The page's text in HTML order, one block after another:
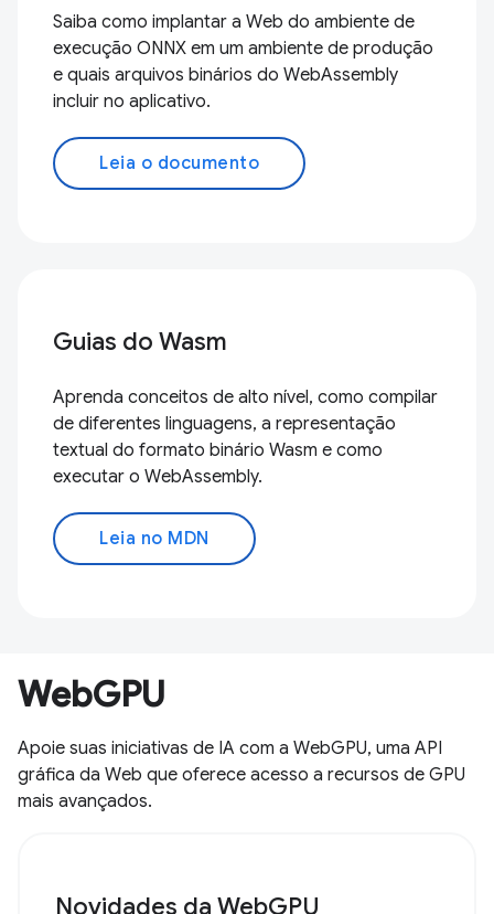
Saiba como implantar a Web do ambiente de
execução ONNX em um ambiente de produção
e quais arquivos binários do WebAssembly
incluir no aplicativo.
Leia o documento
Guias do Wasm
Aprenda conceitos de alto nível, como compilar
de diferentes linguagens, a representação
textual do formato binário Wasm e como
executar o WebAssembly.
Leia no MDN
WebGPU
Apoie suas iniciativas de IA com a WebGPU, uma API
gráfica da Web que oferece acesso a recursos de GPU
mais avançados.
Novidades da WebGPU